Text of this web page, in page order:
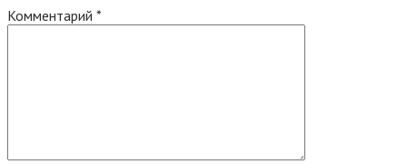
Комментарий *